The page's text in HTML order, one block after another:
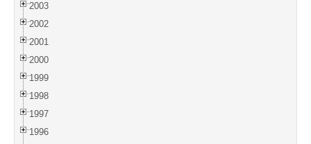
2003
2002
2001
2000
1999
1998
1997
1996